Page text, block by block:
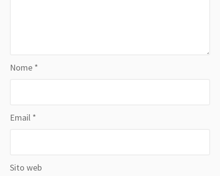
Nome *
Email *
Sito web